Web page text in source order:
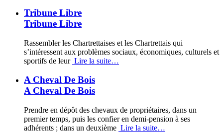
Tribune Libre
Tribune Libre
Rassembler les Chartrettaises et les Chartrettais qui
s’intéressent aux problèmes sociaux, économiques, culturels et
sportifs de leur Lire la suite…
A Cheval De Bois
A Cheval De Bois
Prendre en dépôt des chevaux de propriétaires, dans un
premier temps, puis les confier en demi-pension à ses
adhérents ; dans un deuxième Lire la suite…